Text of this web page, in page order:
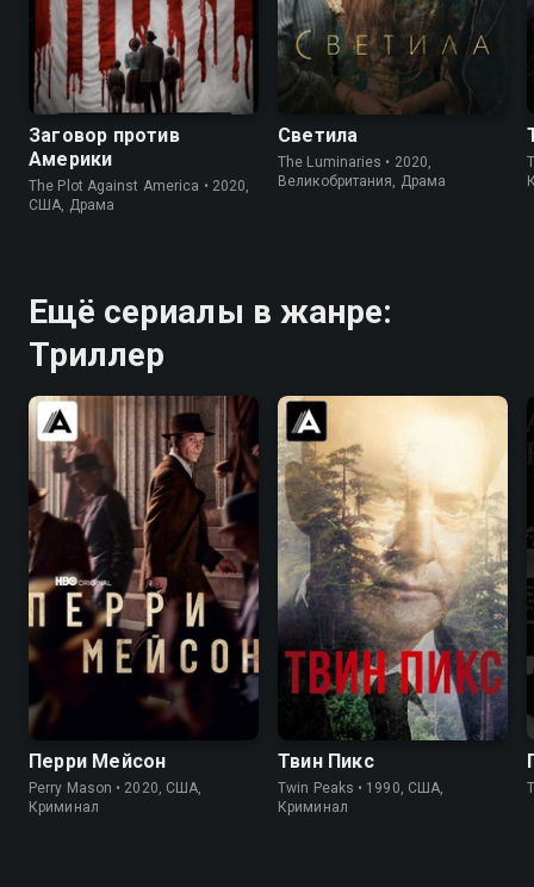
6.7 7.3
Заговор против
Америки
The Plot Against America • 2020,
США, Драма
7.0 6.4
Светила
The Luminaries • 2020,
Великобритания, Драма
Ещё сериалы в жанре:
Триллер
Перри Мейсон
Perry Mason • 2020, США,
Криминал
8.4 8.7
Твин Пикс
Twin Peaks • 1990, США,
Криминал